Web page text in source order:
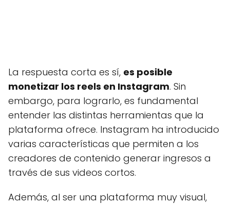
La respuesta corta es sí, es posible
monetizar los reels en Instagram. Sin
embargo, para lograrlo, es fundamental
entender las distintas herramientas que la
plataforma ofrece. Instagram ha introducido
varias características que permiten a los
creadores de contenido generar ingresos a
través de sus videos cortos.
Además, al ser una plataforma muy visual,